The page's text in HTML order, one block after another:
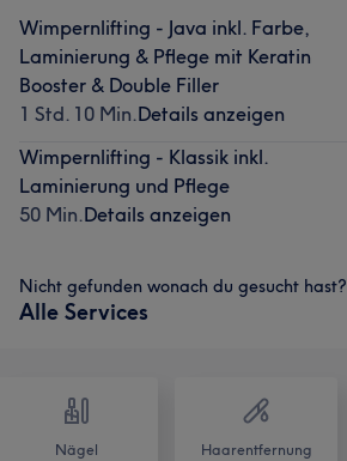
Wimpernlifting - Java inkl. Farbe,
Laminierung & Pflege mit Keratin
Booster & Double Filler
1 Std. 10 Min.Details anzeigen
Wimpernlifting - Klassik inkl.
Laminierung und Pflege
50 Min.Details anzeigen
Nicht gefunden wonach du gesucht hast?
Alle Services
Nägel Haarentfernung